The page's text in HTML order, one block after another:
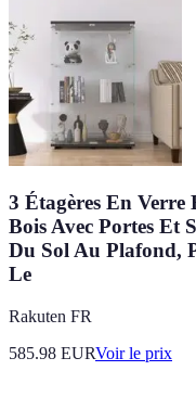
3 Étagères En
Bois Avec Portes Et
Du Sol Au Plafond,
Le
Rakuten FR
585.98 EURVoir le prix